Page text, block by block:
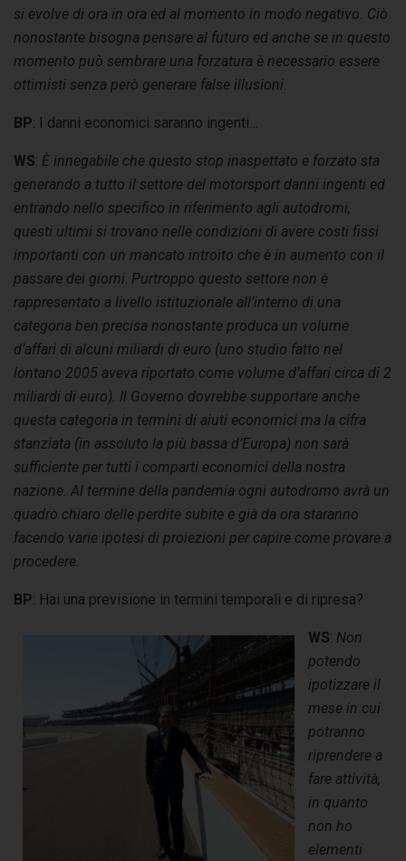
si evolve di ora in ora ed al momento in modo negativo. Ciò
nonostante bisogna pensare al futuro ed anche se in questo
momento può sembrare una forzatura è necessario essere
ottimisti senza però generare false illusioni
BP: I danni economici saranno ingenti…
WS: È innegabile che questo stop inaspettato e forzato sta
generando a tutto il settore del motorsport danni ingenti ed
entrando nello specifico in riferimento agli autodromi,
questi ultimi si trovano nelle condizioni di avere costi fissi
importanti con un mancato introito che è in aumento con il
passare dei giorni Purtroppo questo settore non è
rappresentato a livello istituzionale all’interno di una
categoria ben precisa nonostante produca un volume
d’affari di alcuni miliardi di euro (uno studio fatto nel
lontano 2005 aveva riportato come volume d’affari circa di 2
miliardi di euro). Il Governo dovrebbe supportare anche
questa categoria in termini di aiuti economici ma la cifra
stanziata (in assoluto la più bassa d’Europa) non sarà
sufficiente per tutti i comparti economici della nostra
nazione. Al termine della pandemia ogni autodromo avrà un
quadro chiaro delle perdite subite e già da ora staranno
facendo varie ipotesi di proiezioni per capire come provare a
procedere.
BP: Hai una previsione in termini temporali e di ripresa?
WS: Non
potendo
ipotizzare il
mese in cui
potranno
riprendere a
fare attività,
in quanto
non ho
elementi